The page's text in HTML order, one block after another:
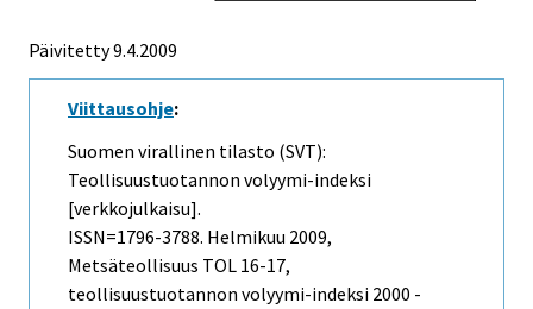
Päivitetty9.4.2009
Viittausohje:
Suomen virallinen tilasto (SVT):
Teollisuustuotannon volyymi-indeksi
[verkkojulkaisu].
ISSN=1796-3788. Helmikuu 2009,
Metsäteollisuus TOL 16-17,
teollisuustuotannon volyymi-indeksi 2000 -